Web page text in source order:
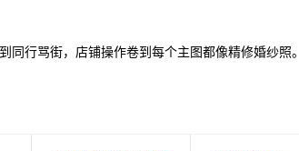
行骂街，店铺操作卷到每个主图都像精修婚纱照。